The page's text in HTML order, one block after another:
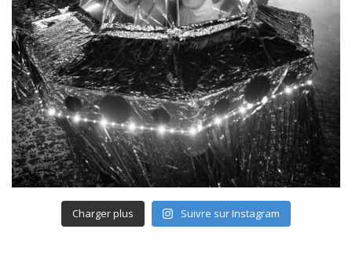
Charger plus Suivre sur Instagram